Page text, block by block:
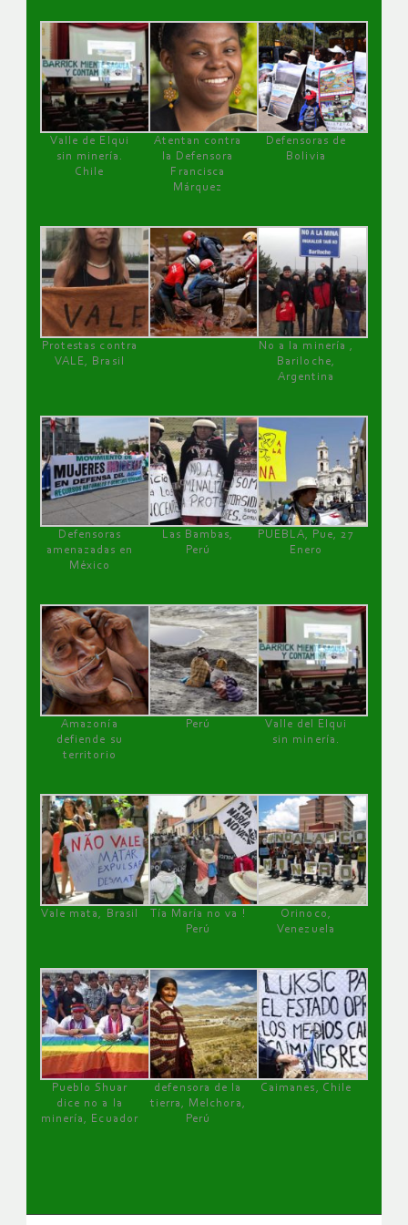
Valle de Elqui
sin minería.
Chile
Atentan contra
la Defensora
Francisca
Márquez
Defensoras de
Bolivia
Protestas contra
VALE, Brasil
No a la minería ,
Bariloche,
Argentina
Defensoras
amenazadas en
México
Las Bambas,
Perú
PUEBLA, Pue, 27
Enero
Amazonía
defiende su
territorio
Perú
Valle del Elqui
sin minería.
Vale mata, Brasil
Tía María no va !
Perú
Orinoco,
Venezuela
Pueblo Shuar
dice no a la
minería, Ecuador
defensora de la
tierra, Melchora,
Perú
Caimanes, Chile